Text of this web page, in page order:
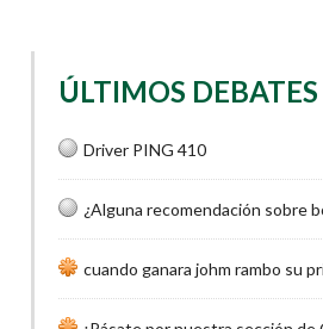
ÚLTIMOS DEBATES
Driver PING 410
¿Alguna recomendación sobre
cuando ganara johm rambo su